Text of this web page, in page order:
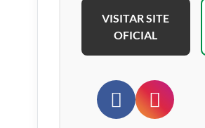
VISITAR SITE
OFICIAL